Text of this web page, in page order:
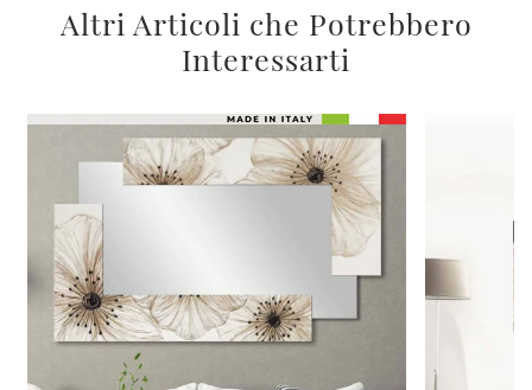
Altri Articoli che Potrebbero
Interessarti